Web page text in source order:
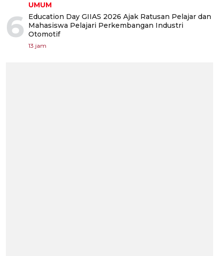
6
UMUM
Education Day GIIAS 2026 Ajak Ratusan Pelajar dan
Mahasiswa Pelajari Perkembangan Industri
Otomotif
13 jam